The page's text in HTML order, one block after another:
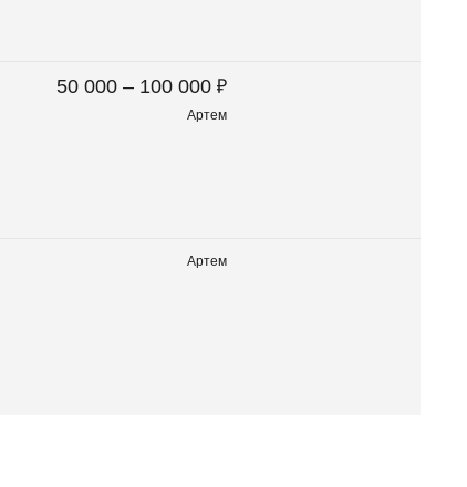
50 000 – 100 000 ₽
Артем
Артем